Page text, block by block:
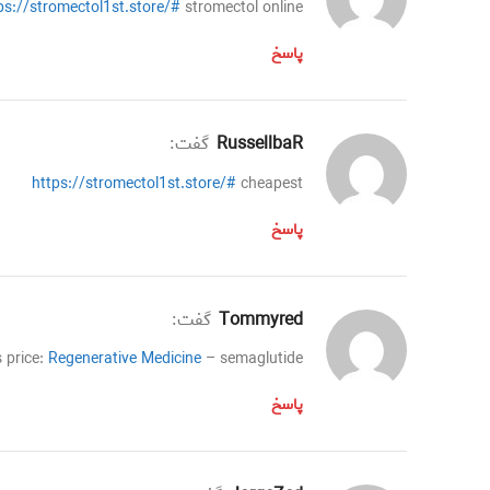
stromectol1st.store/# stromectol online
پاسخ
RussellbaR گفت:
https://stromectol1st.store/#cheapest
پاسخ
Tommyred گفت:
price: Regenerative Medicine – semaglutide
پاسخ